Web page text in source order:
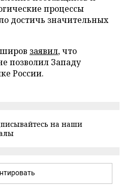
процессы
достичь значительных
заявил, что
позволил Западу
России.
на наши